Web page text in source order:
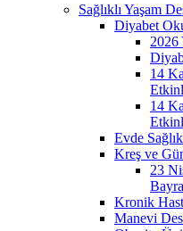
Sağlıklı Yaşam
Diyabet
2026
14
14
Evde
Kreş ve
23
Kronik
Manevi